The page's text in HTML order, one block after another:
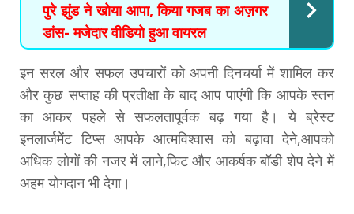
पुरे झुंड ने खोया आपा, किया गजब का अज़गर
डांस- मजेदार वीडियो हुआ वायरल
इन सरल और सफल उपचारों को अपनी दिनचर्या में शामिल कर
और कुछ सप्ताह की प्रतीक्षा के बाद आप पाएंगी कि आपके स्तन
का आकर पहले से सफलतापूर्वक बढ़ गया है। ये ब्रेस्ट
इनलार्जमेंट टिप्स आपके आत्मविश्वास को बढ़ावा देने,आपको
अधिक लोगों की नजर में लाने,फिट और आकर्षक बॉडी शेप देने में
अहम योगदान भी देगा।